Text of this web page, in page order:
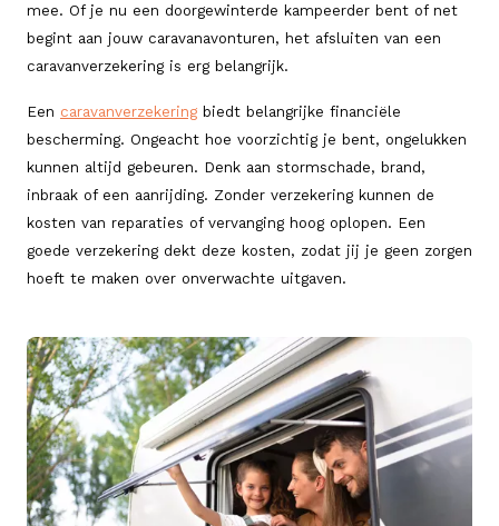
mee. Of je nu een doorgewinterde kampeerder bent of net
begint aan jouw caravanavonturen, het afsluiten van een
caravanverzekering is erg belangrijk.
Een caravanverzekering biedt belangrijke financiële
bescherming. Ongeacht hoe voorzichtig je bent, ongelukken
kunnen altijd gebeuren. Denk aan stormschade, brand,
inbraak of een aanrijding. Zonder verzekering kunnen de
kosten van reparaties of vervanging hoog oplopen. Een
goede verzekering dekt deze kosten, zodat jij je geen zorgen
hoeft te maken over onverwachte uitgaven.